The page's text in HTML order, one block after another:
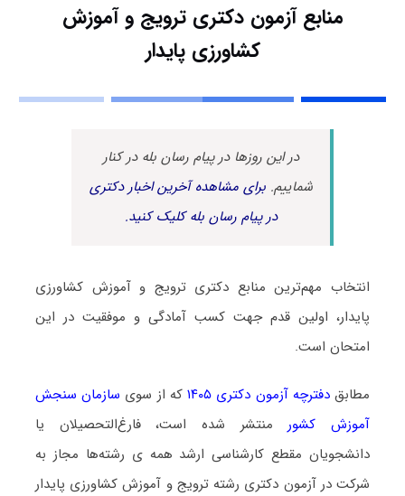
منابع آزمون دکتری ترویج و آموزش
کشاورزی پایدار
در این روزها در پیام رسان بله در کنار
شماییم.برای مشاهده آخرین اخبار دکتری
در پیام رسان بله کلیک کنید.
انتخاب مهم‌ترین منابع دکتری ترویج و آموزش کشاورزی
پایدار، اولین قدم جهت کسب آمادگی و موفقیت در این
امتحان است.
مطابقدفترچه آزمون دکتری ۱۴۰۵ که از سوی سازمان سنجش
آموزش کشورمنتشر شده است، فارغ‌التحصیلان یا
دانشجویان مقطع کارشناسی ارشد همه ی رشته‌ها مجاز به
شرکت در آزمون دکتری رشته ترویج و آموزش کشاورزی پایدار